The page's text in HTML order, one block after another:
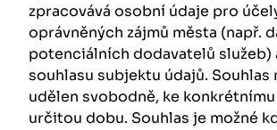
zpracovává osobní údaje pro
oprávněných zájmů města (např.
potenciálních dodavatelů služeb)
souhlasu subjektu údajů. Souhlas
udělen svobodně, ke konkrétnímu
určitou dobu. Souhlas je možné